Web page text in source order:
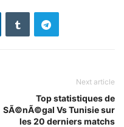
Next article
Top statistiques de
SÃ©nÃ©gal Vs Tunisie sur
les 20 derniers matchs